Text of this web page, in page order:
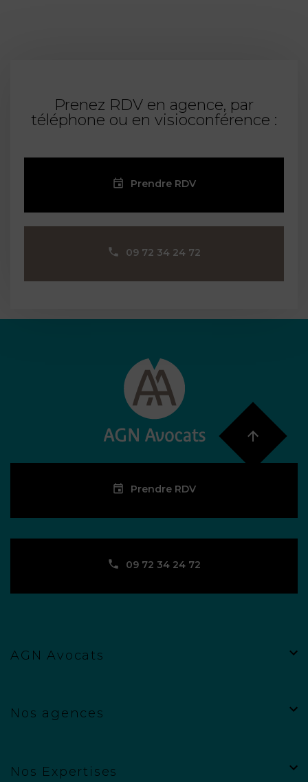
Prenez RDV en agence, par
téléphone ou en visioconférence :
Prendre RDV
09 72 34 24 72
Prendre RDV
09 72 34 24 72
AGN Avocats
Nos agences
Nos Expertises